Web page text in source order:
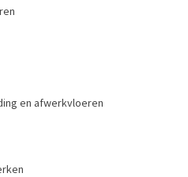
en afwerkvloeren